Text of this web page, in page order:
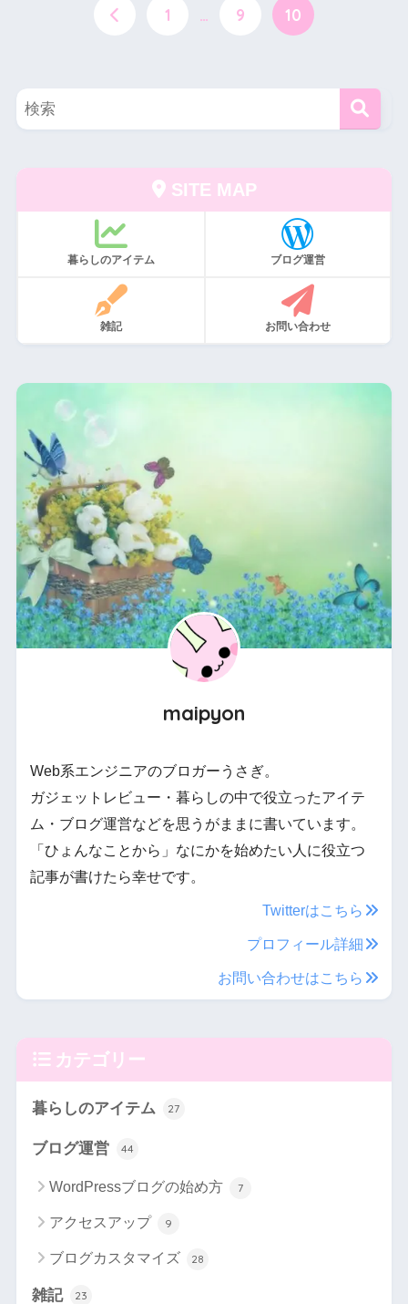
1 … 9 10
SITE MAP
暮らしのアイテム ブログ運営
雑記 お問い合わせ
maipyon
Web系エンジニアのブロガーうさぎ。
ガジェットレビュー・暮らしの中で役立ったアイテ
ム・ブログ運営などを思うがままに書いています。
「ひょんなことから」なにかを始めたい人に役立つ
記事が書けたら幸せです。
Twitterはこちら
プロフィール詳細
お問い合わせはこちら
カテゴリー
暮らしのアイテム 27
ブログ運営 44
WordPressブログの始め方 7
アクセスアップ 9
ブログカスタマイズ 28
雑記 23